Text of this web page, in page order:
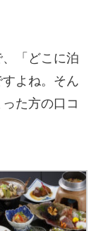
「どこに泊
よね。そん
た方の口コ